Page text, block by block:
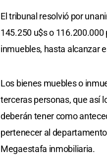
El tribunal resolvió por
145.250 u$s o
inmuebles, hasta alcanzar
Los bienes muebles o
terceras personas, que así
deberán tener como
pertenecer al
Megaestafa inmobiliaria.